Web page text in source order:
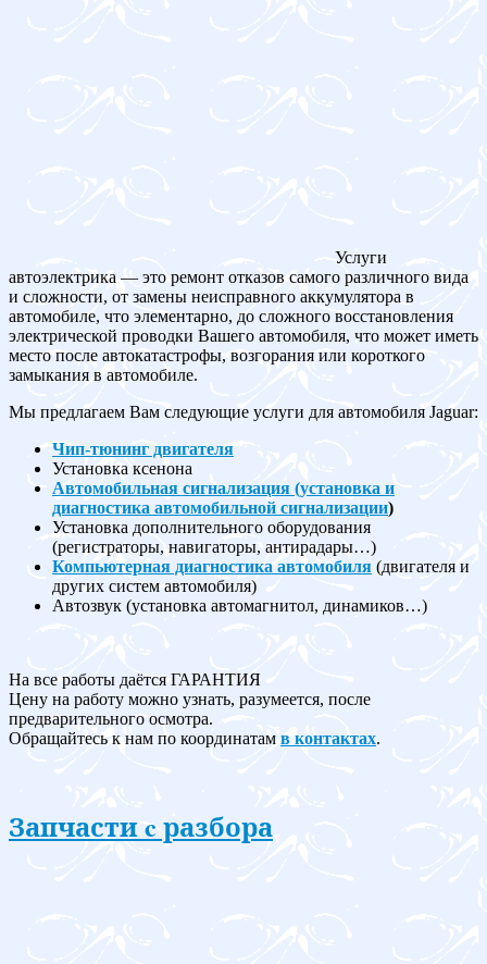
Услуги
автоэлектрика — это ремонт отказов самого различного вида
и сложности, от замены неисправного аккумулятора в
автомобиле, что элементарно, до сложного восстановления
электрической проводки Вашего автомобиля, что может иметь
место после автокатастрофы, возгорания или короткого
замыкания в автомобиле.
Мы предлагаем Вам следующие услуги для автомобиля Jaguar:
Чип-тюнинг двигателя
Установка ксенона
Автомобильная сигнализация (установка и
диагностика автомобильной сигнализации)
Установка дополнительного оборудования
(регистраторы, навигаторы, антирадары…)
Компьютерная диагностика автомобиля (двигателя и
других систем автомобиля)
Автозвук (установка автомагнитол, динамиков…)
На все работы даётся ГАРАНТИЯ
Цену на работу можно узнать, разумеется, после
предварительного осмотра.
Обращайтесь к нам по координатам в контактах.
Запчасти c разбора